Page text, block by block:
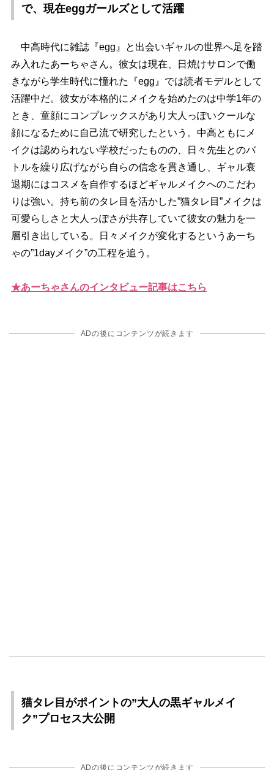
で、現在eggガールズとして活躍
中高時代に雑誌『egg』と出会いギャルの世界へ足を踏
み入れたあーちゃさん。彼女は現在、日焼けサロンで働
きながら学生時代に憧れた『egg』では読者モデルとして
活躍中だ。彼女が本格的にメイクを始めたのは中学1年の
とき、童顔にコンプレックスがあり大人っぽいクールな
顔になるために自己流で研究したという。中高ともにメ
イクは認められない学校だったものの、日々先生とのバ
トルを繰り広げながら自らの信念を貫き通し、ギャル衰
退期にはコスメを自作するほどギャルメイクへのこだわ
りは強い。持ち前のタレ目を活かした”猫タレ目”メイクは
可愛らしさと大人っぽさが共存していて彼女の魅力を一
層引き出している。日々メイクが変化するというあーち
ゃの”1dayメイク”の工程を追う。
★あーちゃさんのインタビュー記事はこちら
ADの後にコンテンツが続きます
猫タレ目がポイントの”大人の黒ギャルメイ
ク”プロセス大公開
ADの後にコンテンツが続きます